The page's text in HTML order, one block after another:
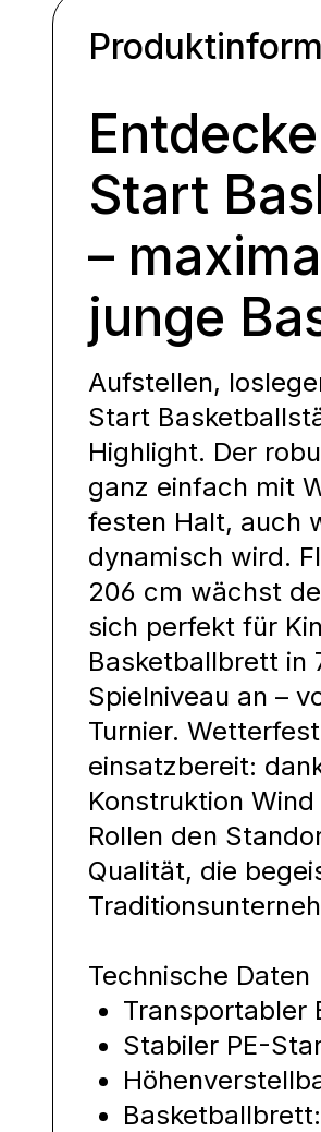
Start
–
junge
Aufstellen,
Start
Highlight. Der
ganz einfach mit
festen Halt, auch
dynamisch wird.
206 cm wächst
sich perfekt für
Basketballbrett in
Spielniveau an –
Turnier.
einsatzbereit:
Konstruktion
Rollen den
Qualität, die
Technische Daten
Transportabler
Stabiler PE-